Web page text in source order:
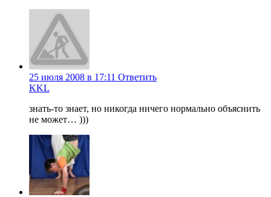
25 июля 2008 в 17:11 Ответить
KKL
знать-то знает, но никогда ничего нормально объяснить
не может… )))